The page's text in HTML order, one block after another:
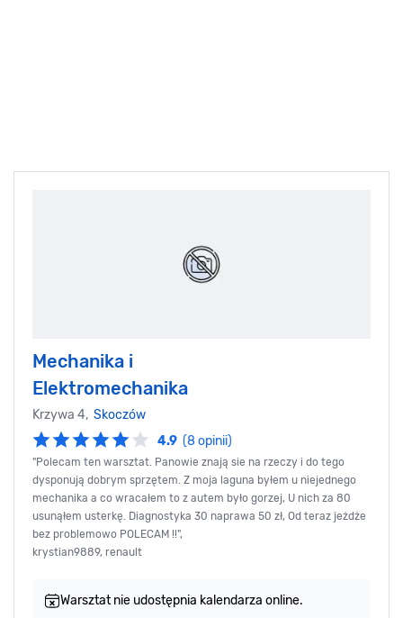
Mechanika i
Elektromechanika
Krzywa 4, Skoczów
4.9 (8 opinii)
"Polecam ten warsztat. Panowie znają sie na rzeczy i do tego
dysponują dobrym sprzętem. Z moja laguna byłem u niejednego
mechanika a co wracałem to z autem było gorzej, U nich za 80
usunąłem usterkę. Diagnostyka 30 naprawa 50 zł, Od teraz jeżdże
bez problemowo POLECAM !!",
krystian9889, renault
Warsztat nie udostępnia kalendarza online.